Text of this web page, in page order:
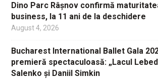
Dino Parc Râșnov confirmă
business, la 11 ani de la deschidere
August 4, 2026
Bucharest International Ballet Gala
premieră spectaculoasă: „Lacul
Salenko și Daniil Simkin